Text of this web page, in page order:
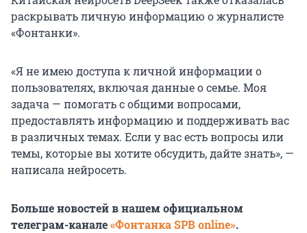
раскрывать личную информацию о журналисте
«Фонтанки».
«Я не имею доступа к личной информации о
пользователях, включая данные о семье. Моя
задача — помогать с общими вопросами,
предоставлять информацию и поддерживать вас
в различных темах. Если у вас есть вопросы или
темы, которые вы хотите обсудить, дайте знать», —
написала нейросеть.
Больше новостей в нашем официальном
телеграм-канале«Фонтанка SPB online».